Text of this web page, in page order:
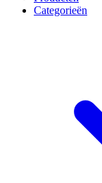
Categorieën